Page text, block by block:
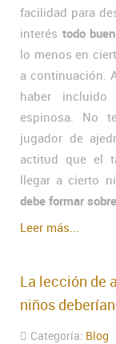
facilidad para
interés todo
lo menos en
a continuación.
haber
espinosa. No
jugador de
actitud que el
llegar a cierto
debe formar
Leer más...
La lección de
niños
Categoría: Blog